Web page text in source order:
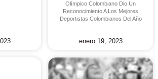
Olímpico Colombiano Dio Un
Reconocimiento A Los Mejores
Deportistas Colombianos Del Año
enero 19, 2023